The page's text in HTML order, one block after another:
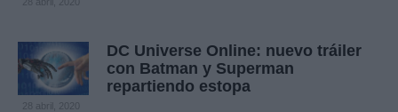
DC Universe Online: nuevo tráiler
con Batman y Superman
repartiendo estopa
28 abril, 2020